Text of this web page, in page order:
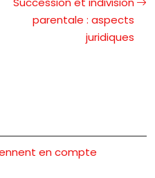
parentale : aspects
juridiques
en compte